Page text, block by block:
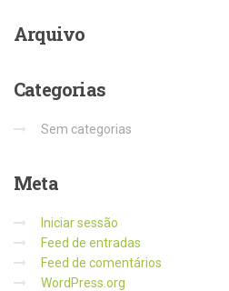
Arquivo
Categorias
Sem categorias
Meta
Iniciar sessão
Feed de entradas
Feed de comentários
WordPress.org